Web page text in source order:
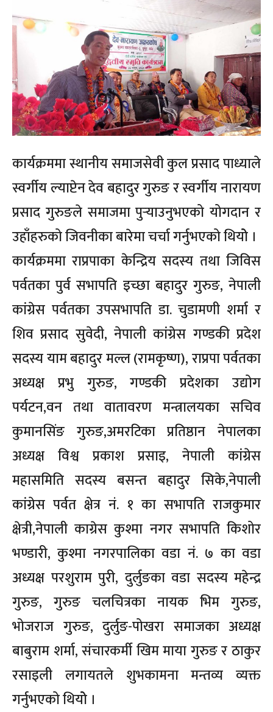
कार्यक्रममा स्थानीय समाजसेवी कुल प्रसाद पाध्याले
स्वर्गीय ल्याप्टेन देव बहादुर गुरुङ र स्वर्गीय नारायण
प्रसाद गुरुङले समाजमा पुर्‍याउनुभएको योगदान र
उहाँहरुको जिवनीका बारेमा चर्चा गर्नुभएको थियोे ।
कार्यक्रममा राप्रपाका केन्द्रिय सदस्य तथा जिविस
पर्वतका पुर्व सभापति इच्छा बहादुर गुरुङ, नेपाली
कांग्रेस पर्वतका उपसभापति डा. चुडामणी शर्मा र
शिव प्रसाद सुवेदी, नेपाली कांग्रेस गण्डकी प्रदेश
सदस्य याम बहादुर मल्ल (रामकृष्ण), राप्रपा पर्वतका
अध्यक्ष प्रभु गुरुङ, गण्डकी प्रदेशका उद्योग
पर्यटन,वन तथा वातावरण मन्त्रालयका सचिव
कुमानसिंङ गुरुङ,अमरटिका प्रतिष्ठान नेपालका
अध्यक्ष विश्व प्रकाश प्रसाइ, नेपाली कांग्रेस
महासमिति सदस्य बसन्त बहादुर सिके,नेपाली
कांग्रेस पर्वत क्षेत्र नं. १ का सभापति राजकुमार
क्षेत्री,नेपाली काग्रेस कुश्मा नगर सभापति किशोर
भण्डारी, कुश्मा नगरपालिका वडा नं. ७ का वडा
अध्यक्ष परशुराम पुरी, दुर्लुङका वडा सदस्य महेन्द्र
गुरुङ, गुरुङ चलचित्रका नायक भिम गुरुङ,
भोजराज गुरुङ, दुर्लुङ-पोखरा समाजका अध्यक्ष
बाबुराम शर्मा, संचारकर्मी खिम माया गुरुङ र ठाकुर
रसाइली लगायतले शुभकामना मन्तव्य व्यक्त
गर्नुभएको थियोे ।